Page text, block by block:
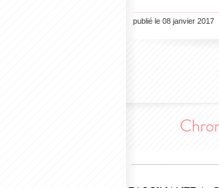
publié le 08 janvier 2017